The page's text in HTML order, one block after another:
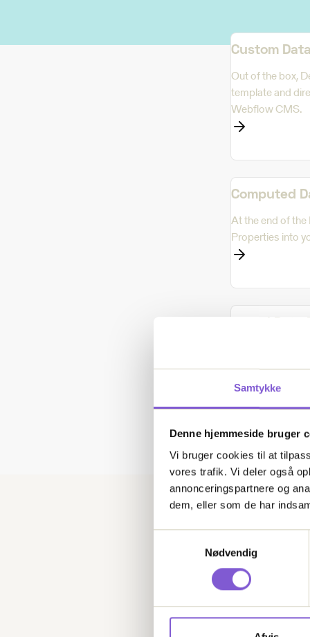
Samtykke
Denne hjemmeside bruger
Vi bruger cookies til at
vores trafik. Vi deler også
annonceringspartnere og
dem, eller som de har
Nødvendig
Custom
Out of the box,
template and
Webflow CMS.
Computed
At the end of
Properties into
fact there are no